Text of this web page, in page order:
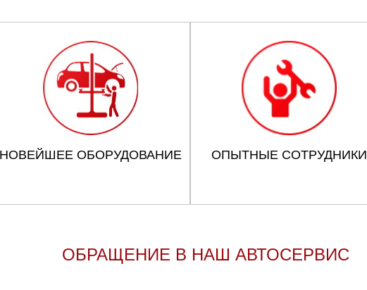
НОВЕЙШЕЕ ОБОРУДОВАНИЕ ОПЫТНЫЕ СОТРУДНИКИ
ОБРАЩЕНИЕ В НАШ АВТОСЕРВИС